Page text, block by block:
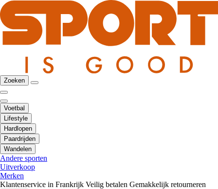
Zoeken
Voetbal
Lifestyle
Hardlopen
Paardrijden
Wandelen
Andere sporten
Uitverkoop
Merken
Klantenservice in Frankrijk Veilig betalen Gemakkelijk retourneren